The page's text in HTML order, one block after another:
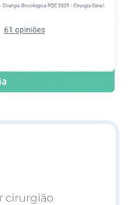
cirurgião